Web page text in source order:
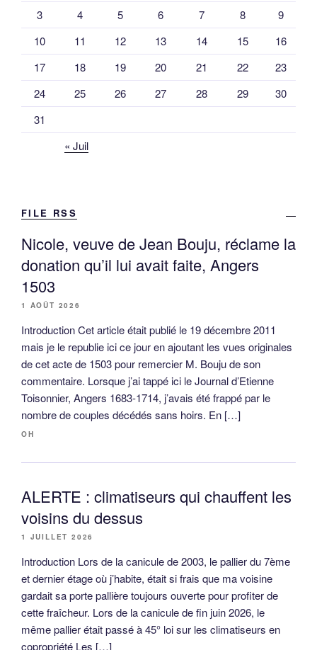
3 4 5 6 7 8
9
10
11 12 13 14 15
16
17
18 19 20 21 22
23
24
25 26 27 28 29
30
31
« Juil
FILE RSS
Nicole, veuve de Jean Bouju, réclame la
donation qu’il lui avait faite, Angers
1503
1 AOÛT 2026
Introduction Cet article était publié le 19 décembre 2011
mais je le republie ici ce jour en ajoutant les vues originales
de cet acte de 1503 pour remercier M. Bouju de son
commentaire. Lorsque j’ai tappé ici le Journal d’Etienne
Toisonnier, Angers 1683-1714, j’avais été frappé par le
nombre de couples décédés sans hoirs. En […]
OH
ALERTE : climatiseurs qui chauffent les
voisins du dessus
1 JUILLET 2026
Introduction Lors de la canicule de 2003, le pallier du 7ème
et dernier étage où j’habite, était si frais que ma voisine
gardait sa porte pallière toujours ouverte pour profiter de
cette fraîcheur. Lors de la canicule de fin juin 2026, le
même pallier était passé à 45° loi sur les climatiseurs en
copropriété Les […]